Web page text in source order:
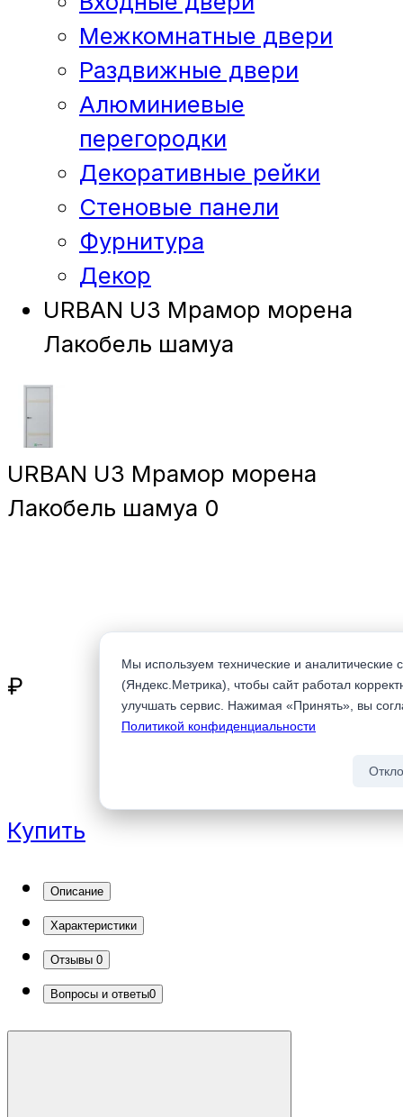
Межкомнатные двери
Раздвижные двери
Алюминиевые
перегородки
Декоративные рейки
Стеновые панели
Фурнитура
Декор
URBAN U3 Мрамор морена
Лакобель шамуа
URBAN U3 Мрамор морена
Лакобель шамуа 0
₽
Купить
Описание
Характеристики
Отзывы 0
Вопросы и ответы0
Мы используем технические и аналитические
(Яндекс.Метрика), чтобы сайт работал
улучшать сервис. Нажимая «Принять», вы
Политикой конфиденциальности